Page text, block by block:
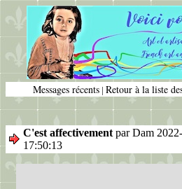
Messages récents | Retour à la liste
C'est affectivement par Dam
17:50:13